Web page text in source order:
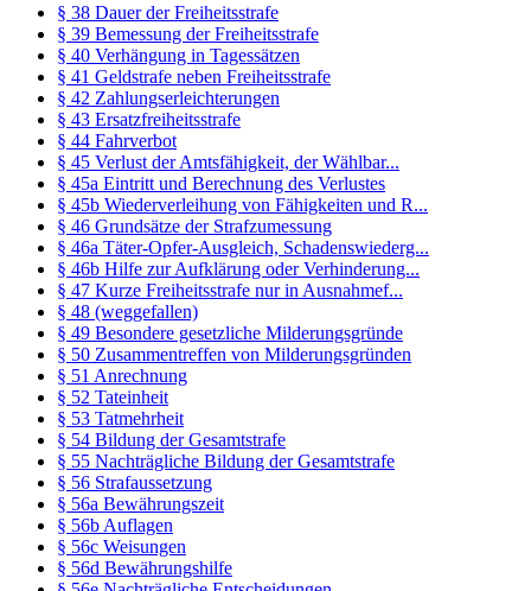
§ 38 Dauer der Freiheitsstrafe
§ 39 Bemessung der Freiheitsstrafe
§ 40 Verhängung in Tagessätzen
§ 41 Geldstrafe neben Freiheitsstrafe
§ 42 Zahlungserleichterungen
§ 43 Ersatzfreiheitsstrafe
§ 44 Fahrverbot
§ 45 Verlust der Amtsfähigkeit, der Wählbar...
§ 45a Eintritt und Berechnung des Verlustes
§ 45b Wiederverleihung von Fähigkeiten und R...
§ 46 Grundsätze der Strafzumessung
§ 46a Täter-Opfer-Ausgleich, Schadenswiederg...
§ 46b Hilfe zur Aufklärung oder Verhinderung...
§ 47 Kurze Freiheitsstrafe nur in Ausnahmef...
§ 48 (weggefallen)
§ 49 Besondere gesetzliche Milderungsgründe
§ 50 Zusammentreffen von Milderungsgründen
§ 51 Anrechnung
§ 52 Tateinheit
§ 53 Tatmehrheit
§ 54 Bildung der Gesamtstrafe
§ 55 Nachträgliche Bildung der Gesamtstrafe
§ 56 Strafaussetzung
§ 56a Bewährungszeit
§ 56b Auflagen
§ 56c Weisungen
§ 56d Bewährungshilfe